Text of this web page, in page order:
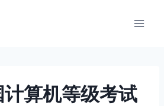
算机等级考试